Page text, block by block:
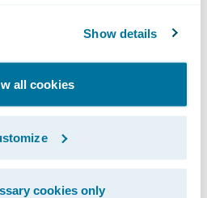
Show details
all cookies
cookies only
plus efficacement leurs
mieux adaptées
de cause. Les
apportées à
9 sont les suivantes